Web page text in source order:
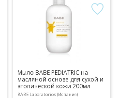
Мыло BABE PEDIATRIC на
масляной основе для сухой и
атопической кожи 200мл
BABE Laboratorios (Испания)